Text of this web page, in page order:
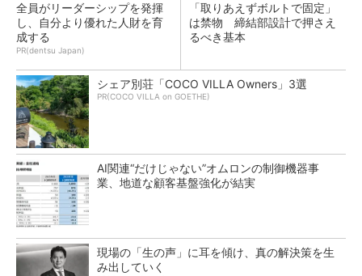
全員がリーダーシップを発揮
し、自分より優れた人財を育
成する
PR(dentsu Japan)
「取りあえずボルトで固定」
は禁物 締結部設計で押さえ
るべき基本
シェア別荘「COCO VILLA Owners」3選
PR(COCO VILLA on GOETHE)
AI関連“だけじゃない”オムロンの制御機器事
業、地道な顧客基盤強化が結実
現場の「生の声」に耳を傾け、真の解決策を生
み出していく